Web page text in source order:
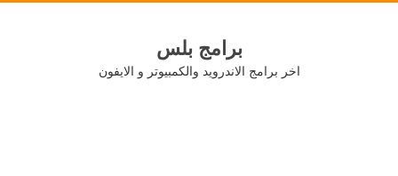
برامج بلس
اخر برامج الاندرويد والكمبيوتر و الايفون